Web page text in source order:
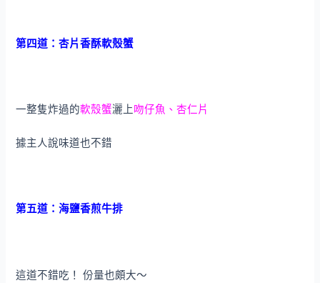
第四道：杏片香酥軟殼蟹
一整隻炸過的軟殼蟹灑上吻仔魚、杏仁片
據主人說味道也不錯
第五道：海鹽香煎牛排
這道不錯吃！ 份量也頗大～